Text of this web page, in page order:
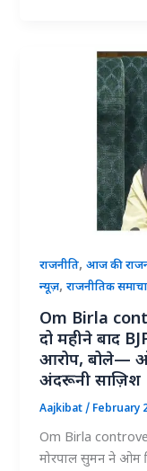
राजनीति,आज की
न्यूज़,राजनीतिक
Om Birla
दो महीने बाद
आरोप, बोले—
अंदरूनी साज़िश
Aajkibat/ February
Om Birla
मोरपाल सुमन ने ओम